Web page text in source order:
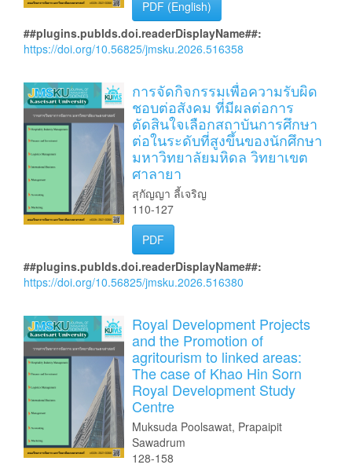
PDF (English)
##plugins.pubIds.doi.readerDisplayName##:
https://doi.org/10.56825/jmsku.2026.516358
การจัดกิจกรรมเพื่อความรับผิด
ชอบต่อสังคม ที่มีผลต่อการ
ตัดสินใจเลือกสถาบันการศึกษา
ต่อในระดับที่สูงขึ้นของนักศึกษา
มหาวิทยาลัยมหิดล วิทยาเขต
ศาลายา
สุกัญญา ลี้เจริญ
110-127
PDF
##plugins.pubIds.doi.readerDisplayName##:
https://doi.org/10.56825/jmsku.2026.516380
Royal Development Projects
and the Promotion of
agritourism to linked areas:
The case of Khao Hin Sorn
Royal Development Study
Centre
Muksuda Poolsawat, Prapaipit
Sawadrum
128-158